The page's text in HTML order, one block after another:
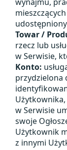
Towar /
rzecz lub
w Serwisie,
Konto:
przydzielona
w Serwisie
swoje
Użytkownik
z innymi